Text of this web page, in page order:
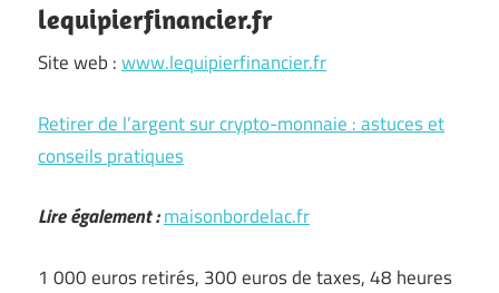
lequipierfinancier.fr
Site web :www.lequipierfinancier.fr
Retirer de l’argent sur crypto-monnaie : astuces et
conseils pratiques
Lire également :maisonbordelac.fr
1 000 euros retirés, 300 euros de taxes, 48 heures